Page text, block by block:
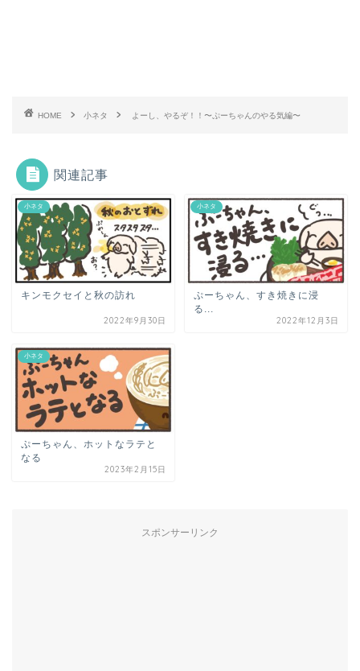
HOME 小ネタ よーし、やるぞ！！〜ぷーちゃんのやる気編〜
関連記事
小ネタ
キンモクセイと秋の訪れ
2022年9月30日
小ネタ
ぷーちゃん、すき焼きに浸
る...
2022年12月3日
小ネタ
ぷーちゃん、ホットなラテと
なる
2023年2月15日
スポンサーリンク